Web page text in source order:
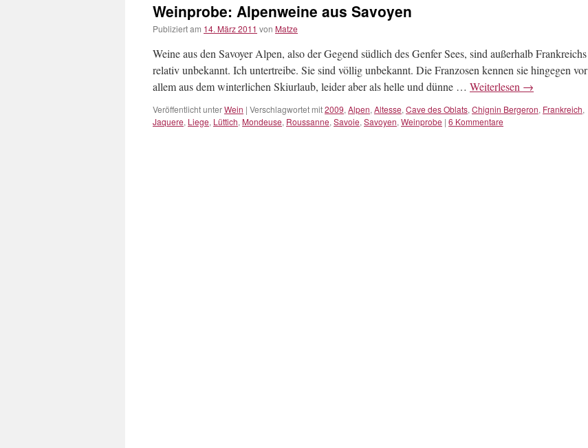
Weinprobe: Alpenweine aus Savoyen
Publiziert am 14. März 2011 von Matze
Weine aus den Savoyer Alpen, also der Gegend südlich des Genfer Sees, sind außerhalb Frankreichs
relativ unbekannt. Ich untertreibe. Sie sind völlig unbekannt. Die Franzosen kennen sie hingegen vor
allem aus dem winterlichen Skiurlaub, leider aber als helle und dünne … Weiterlesen →
Veröffentlicht unterWein | Verschlagwortet mit2009, Alpen, Altesse, Cave des Oblats, Chignin Bergeron, Frankreich,
Jaquere, Liege, Lüttich, Mondeuse, Roussanne, Savoie, Savoyen, Weinprobe | 6 Kommentare